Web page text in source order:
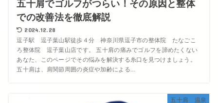
五十肩でゴルフがつらい！その原因と整体
での改善法を徹底解説
2024.12.28
逗子駅 逗子葉山駅徒歩４分 神奈川県逗子市の整体院 たなごこ
ろ整体院 逗子葉山店です。 五十肩の痛みでゴルフを諦めたくない
あなた、このページでその悩みを解決する糸口を見つけましょう。
五十肩は、肩関節周囲の炎症や加齢による...
五十肩 温泉